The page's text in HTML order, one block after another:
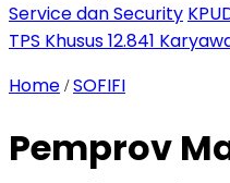
Service dan Security
TPS Khusus 12.841
Home /SOFIFI
Pemprov